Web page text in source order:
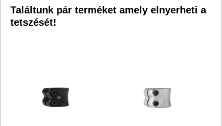
Találtunk pár terméket amely elnyerheti a
tetszését!